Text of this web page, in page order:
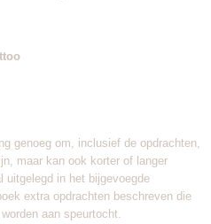
genoeg om, inclusief de opdrachten,
maar kan ook korter of langer
uitgelegd in het bijgevoegde
extra opdrachten beschreven die
aan speurtocht.